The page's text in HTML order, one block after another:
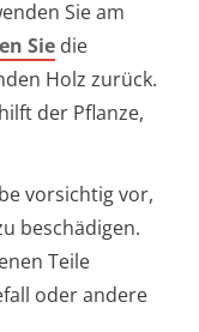
Sie am
Sie die
Holz zurück.
der Pflanze,
vorsichtig vor,
beschädigen.
Teile
oder andere